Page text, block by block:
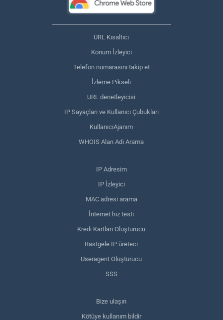
URL Kısaltıcı
Konum İzleyici
Telefon numarasını takip et
İzleme Pikseli
URL denetleyicisi
IP Sayaçları ve Kullanıcı Çubukları
KullanıcıAjanım
WHOIS Alan Adı Arama
IP Adresim
IP İzleyici
MAC adresi arama
İnternet hız testi
Kredi Kartları Oluşturucu
Rastgele IP üreteci
Useragent Oluşturucu
SSS
Bize ulaşın
Kötüye kullanım bildir